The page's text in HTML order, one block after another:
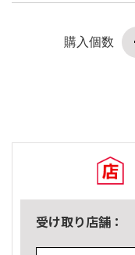
購入個数
受け取り店舗：